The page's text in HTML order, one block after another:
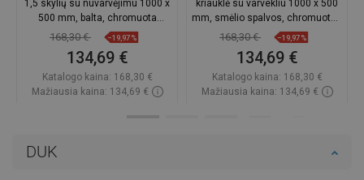
DUK
1,5 skylių su nuvarvėjimu 1000 x
500 mm, balta, chromuota
sifonas - 6515101510-20
168,30 € −19,97%
134,69 €
Katalogo kaina: 168,30 €
Mažiausia kaina: 134,69 €
kriauklė su varvekliu 1000 x 500
mm, smėlio spalvos, chromuotas
sifonas - 6515101510-69
168,30 € −19,97%
134,69 €
Katalogo kaina: 168,30 €
Mažiausia kaina: 134,69 €